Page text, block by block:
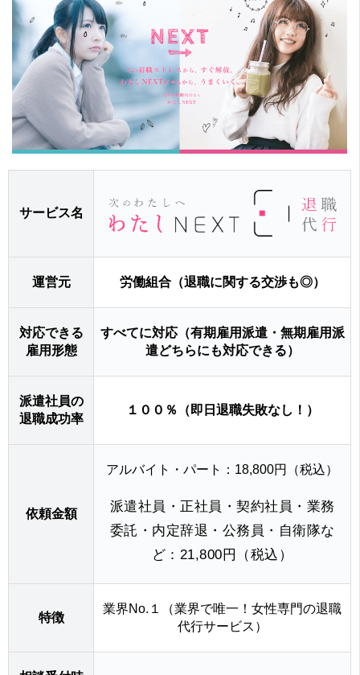
サービス名
運営元 労働組合（退職に関する交渉も◎）
対応できる
雇用形態
すべてに対応（有期雇用派遣・無期雇用派
遣どちらにも対応できる）
派遣社員の
退職成功率
１００％（即日退職失敗なし！）
依頼金額
アルバイト・パート：18,800円（税込）
派遣社員・正社員・契約社員・業務
委託・内定辞退・公務員・自衛隊な
ど：21,800円（税込）
特徴
業界No.１（業界で唯一！女性専門の退職
代行サービス）